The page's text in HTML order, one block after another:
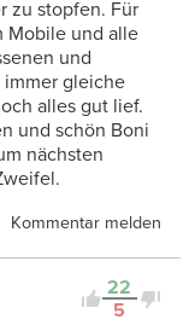
zu stopfen. Für
Mobile und alle
und
gleiche
alles gut lief.
und schön Boni
nächsten
Kommentar melden
22
5